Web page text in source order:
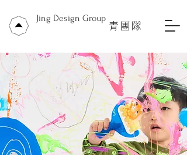
Jing Design Group 青團隊